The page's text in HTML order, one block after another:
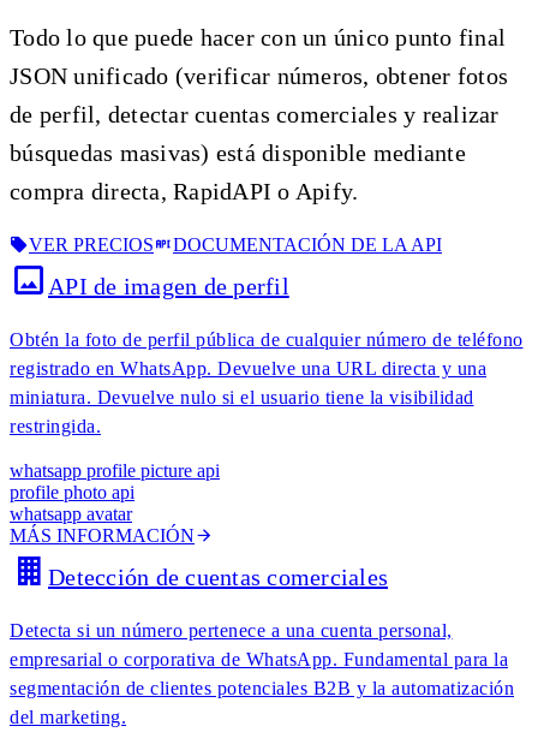
Todo lo que puede hacer con un único punto final
JSON unificado (verificar números, obtener fotos
de perfil, detectar cuentas comerciales y realizar
búsquedas masivas) está disponible mediante
compra directa, RapidAPI o Apify.
VER PRECIOS DOCUMENTACIÓN DE LA API
API de imagen de perfil
Obtén la foto de perfil pública de cualquier número de teléfono
registrado en WhatsApp. Devuelve una URL directa y una
miniatura. Devuelve nulo si el usuario tiene la visibilidad
restringida.
whatsapp profile picture api
profile photo api
whatsapp avatar
MÁS INFORMACIÓN
Detección de cuentas comerciales
Detecta si un número pertenece a una cuenta personal,
empresarial o corporativa de WhatsApp. Fundamental para la
segmentación de clientes potenciales B2B y la automatización
del marketing.